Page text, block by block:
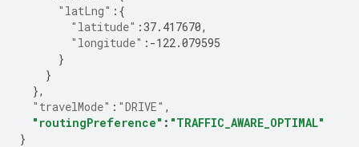
"latLng" : {
"latitude" : 37.417670,
"longitude" :-122.079595
}
}
},
"travelMode" : "DRIVE" ,
"routingPreference" : "TRAFFIC_AWARE_OPTIMAL"
}